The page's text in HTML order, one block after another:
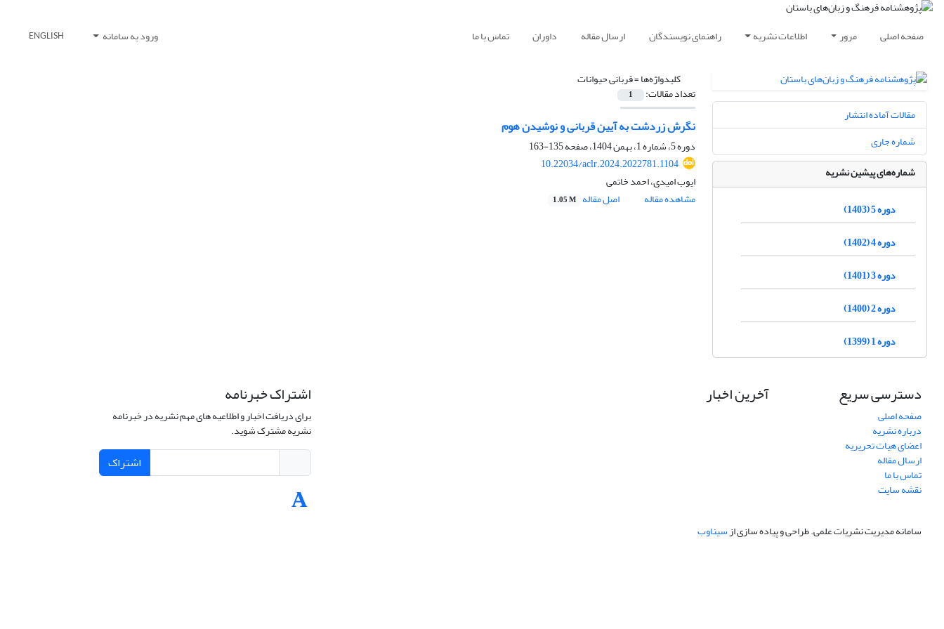
صفحه اصلی مرور اطلاعات نشریه راهنمای نویسندگان ارسال مقاله داوران تماس با ما ورود به سامانه ENGLISH
کلیدواژه‌ها =قربانی حیوانات
تعداد مقالات: 1
نگرش زردشت به آیین قربانی‌ و نوشیدن هوم
دوره 5، شماره 1، بهمن 1404، صفحه
135-163
10.22034/aclr.2024.2022781.1104
ایوب امیدی، احمد خاتمی
مشاهده مقاله
اصل مقاله 1.05 M
مقالات آماده انتشار
شماره جاری
شماره‌های پیشین نشریه
دوره 5 (1403)
دوره 4 (1402)
دوره 3 (1401)
دوره 2 (1400)
دوره 1 (1399)
دسترسی سریع
صفحه اصلی
درباره نشریه
اعضای هیات تحریریه
ارسال مقاله
تماس با ما
نقشه سایت
آخرین اخبار اشتراک خبرنامه
برای دریافت اخبار و اطلاعیه های مهم نشریه در خبرنامه
نشریه مشترک شوید.
اشتراک
سامانه مدیریت نشریات علمی.طراحی و پیاده سازی ازسیناوب